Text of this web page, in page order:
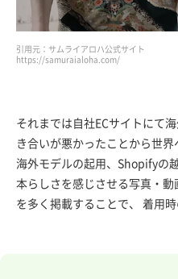
引用元：サムライアロハ公式サイト
https://samuraialoha.com/
それまでは自社ECサイトにて
き合いが悪かったことから世
海外モデルの起用、Shopifyの
本らしさを感じさせる写真・
を多く掲